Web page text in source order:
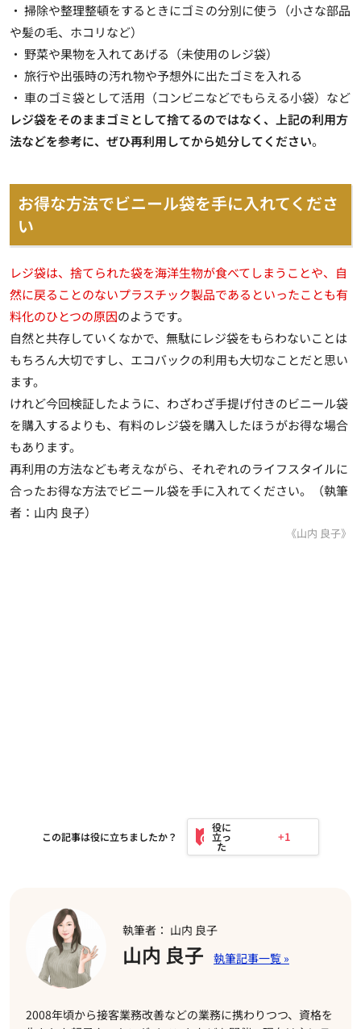
・ 掃除や整理整頓をするときにゴミの分別に使う（小さな部品
や髪の毛、ホコリなど）
・ 野菜や果物を入れてあげる（未使用のレジ袋）
・ 旅行や出張時の汚れ物や予想外に出たゴミを入れる
・ 車のゴミ袋として活用（コンビニなどでもらえる小袋）など
レジ袋をそのままゴミとして捨てるのではなく、上記の利用方
法などを参考に、ぜひ再利用してから処分してください。
お得な方法でビニール袋を手に入れてくださ
い
レジ袋は、捨てられた袋を海洋生物が食べてしまうことや、自
然に戻ることのないプラスチック製品であるといったことも有
料化のひとつの原因のようです。
自然と共存していくなかで、無駄にレジ袋をもらわないことは
もちろん大切ですし、エコバックの利用も大切なことだと思い
ます。
けれど今回検証したように、わざわざ手提げ付きのビニール袋
を購入するよりも、有料のレジ袋を購入したほうがお得な場合
もあります。
再利用の方法なども考えながら、それぞれのライフスタイルに
合ったお得な方法でビニール袋を手に入れてください。（執筆
者：山内 良子）
《山内 良子》
この記事は役に立ちましたか？ +1
執筆者： 山内 良子
山内 良子
2008年頃から接客業務改善などの業務に携わりつつ、資格を